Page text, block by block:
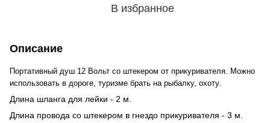
В избранное
Описание
Портативный душ 12 Вольт со штекером от прикуривателя. Можно
использовать в дороге, туризме брать на рыбалку, охоту.
Длина шланга для лейки - 2 м.
Длина провода со штекером в гнездо прикуривателя - 3 м.